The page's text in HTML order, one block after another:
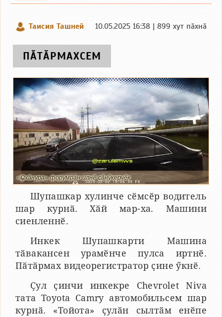
Таисия Ташней 10.05.2025 16:38 | 899 хут пӑхнӑ
ПӐТӐРМАХСЕМ
«Ҫыхӑнура» форумран илнӗ сӑнӳкерчӗк
Шупашкар хулинче сӗмсӗр водитель
шар курнӑ. Хӑй мар-ха. Машини
сиенленнӗ.
Инкек Шупашкарти Машина
тӑвакансен урамӗнче пулса иртнӗ.
Пӑтӑрмах видеорегистратор ҫине ӳкнӗ.
Ҫул ҫинчи инкекре Chevrolet Niva
тата Toyota Camry автомобильсем шар
курнӑ. «Тойота» ҫулӑн сылтӑм енӗпе